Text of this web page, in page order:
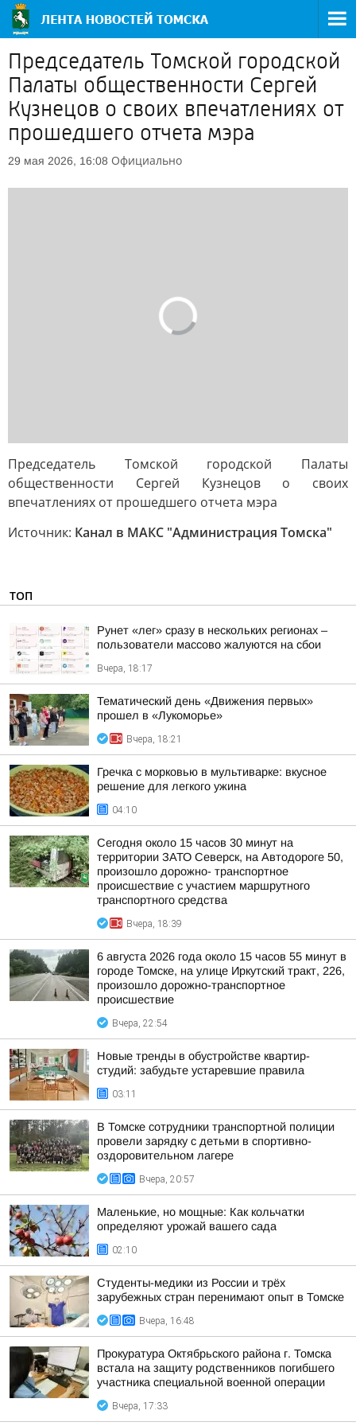
Председатель Томской городской
Палаты общественности Сергей
Кузнецов о своих впечатлениях от
прошедшего отчета мэра
29 мая 2026, 16:08 Официально
Председатель Томской городской Палаты
общественности Сергей Кузнецов о своих
впечатлениях от прошедшего отчета мэра
Источник: Канал в МАКС "Администрация Томска"
ТОП
Рунет «лег» сразу в нескольких регионах –
пользователи массово жалуются на сбои
Вчера, 18:17
Тематический день «Движения первых»
прошел в «Лукоморье»
Вчера, 18:21
Гречка с морковью в мультиварке: вкусное
решение для легкого ужина
04:10
Сегодня около 15 часов 30 минут на
территории ЗАТО Северск, на Автодороге 50,
произошло дорожно- транспортное
происшествие с участием маршрутного
транспортного средства
Вчера, 18:39
6 августа 2026 года около 15 часов 55 минут в
городе Томске, на улице Иркутский тракт, 226,
произошло дорожно-транспортное
происшествие
Вчера, 22:54
Новые тренды в обустройстве квартир-
студий: забудьте устаревшие правила
03:11
В Томске сотрудники транспортной полиции
провели зарядку с детьми в спортивно-
оздоровительном лагере
Вчера, 20:57
Маленькие, но мощные: Как кольчатки
определяют урожай вашего сада
02:10
Студенты-медики из России и трёх
зарубежных стран перенимают опыт в Томске
Вчера, 16:48
Прокуратура Октябрьского района г. Томска
встала на защиту родственников погибшего
участника специальной военной операции
Вчера, 17:33